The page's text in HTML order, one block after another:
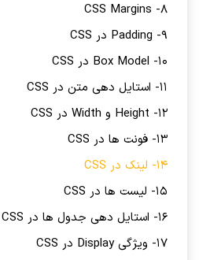
8- CSS Margins
9- Padding در CSS
10- Box Model در CSS
11- استایل دهی متن در CSS
12- Height و Width در CSS
13- فونت ها در CSS
14- لینک در CSS
15- لیست ها در CSS
16- استایل دهی جدول ها در CSS
17- ویژگی Display در CSS